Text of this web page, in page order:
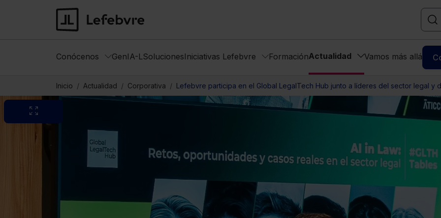
Conócenos GenIA-LSolucionesIniciativas Lefebvre FormaciónActualidad Vamos más allá
Inicio Actualidad Corporativa Lefebvre participa en el Global LegalTech Hub junto a líderes del sector legal y